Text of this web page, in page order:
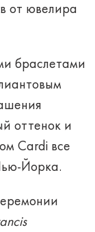
от ювелира
браслетами
оттенок и
Cardi все
Йорка.